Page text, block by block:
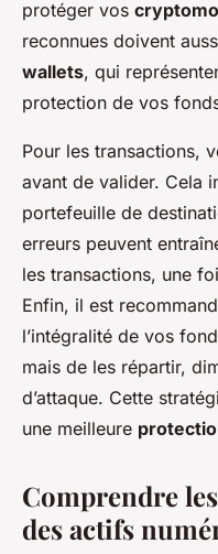
protéger vos
reconnues doivent
wallets, qui
protection de vos
Pour les transactions,
avant de valider. Cela
portefeuille de
erreurs peuvent
les transactions, une
Enfin, il est
l’intégralité de vos
mais de les répartir,
d’attaque. Cette
une meilleure
Comprendre
des actifs